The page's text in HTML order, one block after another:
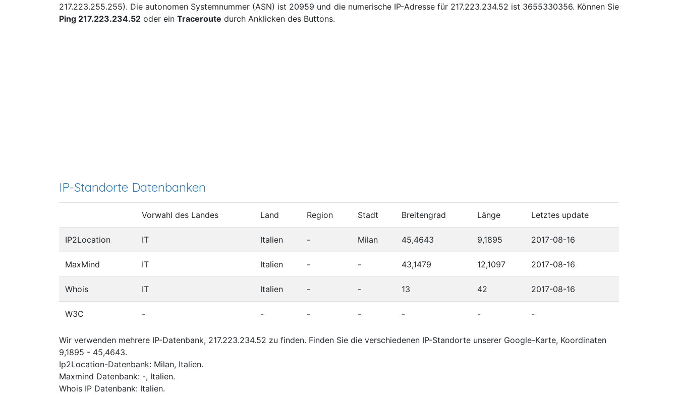
217.223.255.255). Die autonomen Systemnummer (ASN) ist 20959 und die numerische IP-Adresse für 217.223.234.52 ist 3655330356. Können Sie
Ping 217.223.234.52 oder ein Traceroute durch Anklicken des Buttons.
IP-Standorte Datenbanken
Vorwahl des Landes Land Region Stadt Breitengrad Länge Letztes update
IP2Location IT Italien - Milan 45,4643 9,1895 2017-08-16
MaxMind IT Italien - - 43,1479 12,1097 2017-08-16
Whois IT Italien - - 13 42 2017-08-16
W3C - - - - - - -
Wir verwenden mehrere IP-Datenbank, 217.223.234.52 zu finden. Finden Sie die verschiedenen IP-Standorte unserer Google-Karte, Koordinaten
9,1895 - 45,4643.
Ip2Location-Datenbank: Milan, Italien.
Maxmind Datenbank: -, Italien.
Whois IP Datenbank: Italien.